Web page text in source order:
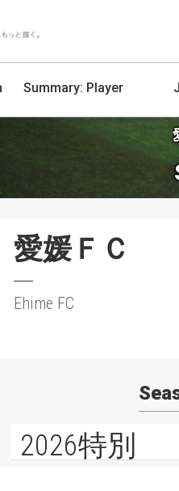
Summary: Player
愛媛ＦＣ
Ehime FC
2026特別